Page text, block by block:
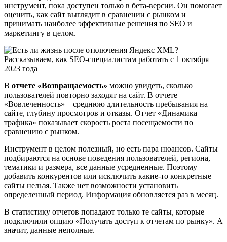
инструмент, пока доступен только в бета-версии. Он помогает
оценить, как сайт выглядит в сравнении с рынком и
принимать наиболее эффективные решения по SEO и
маркетингу в целом.
В отчете «Возвращаемость» можно увидеть, сколько
пользователей повторно заходят на сайт. В отчете
«Вовлеченность» – среднюю длительность пребывания на
сайте, глубину просмотров и отказы. Отчет «Динамика
трафика» показывает скорость роста посещаемости по
сравнению с рынком.
Инструмент в целом полезный, но есть пара нюансов. Сайты
подбираются на основе поведения пользователей, региона,
тематики и размера, все данные усредненные. Поэтому
добавить конкурентов или исключить какие-то конкретные
сайты нельзя. Также нет возможности установить
определенный период. Информация обновляется раз в месяц.
В статистику отчетов попадают только те сайты, которые
подключили опцию «Получать доступ к отчетам по рынку». А
значит, данные неполные.